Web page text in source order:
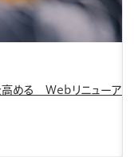
高める Webリニューア